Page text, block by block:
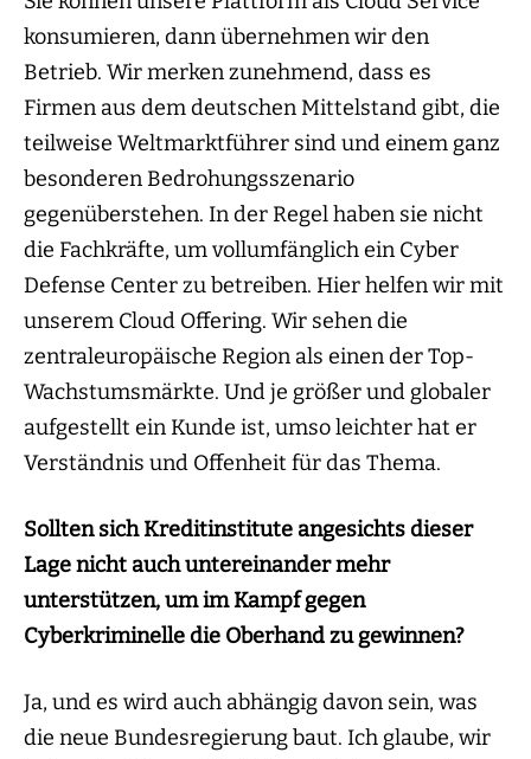
konsumieren, dann übernehmen wir den
Betrieb. Wir merken zunehmend, dass es
Firmen aus dem deutschen Mittelstand gibt, die
teilweise Weltmarktführer sind und einem ganz
besonderen Bedrohungsszenario
gegenüberstehen. In der Regel haben sie nicht
die Fachkräfte, um vollumfänglich ein Cyber
Defense Center zu betreiben. Hier helfen wir mit
unserem Cloud Offering. Wir sehen die
zentraleuropäische Region als einen der Top-
Wachstumsmärkte. Und je größer und globaler
aufgestellt ein Kunde ist, umso leichter hat er
Verständnis und Offenheit für das Thema.
Sollten sich Kreditinstitute angesichts dieser
Lage nicht auch untereinander mehr
unterstützen, um im Kampf gegen
Cyberkriminelle die Oberhand zu gewinnen?
Ja, und es wird auch abhängig davon sein, was
die neue Bundesregierung baut. Ich glaube, wir